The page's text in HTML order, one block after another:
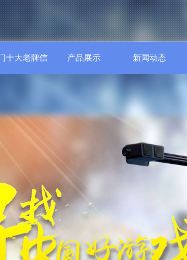
十大老牌信 产品展示 新闻动态